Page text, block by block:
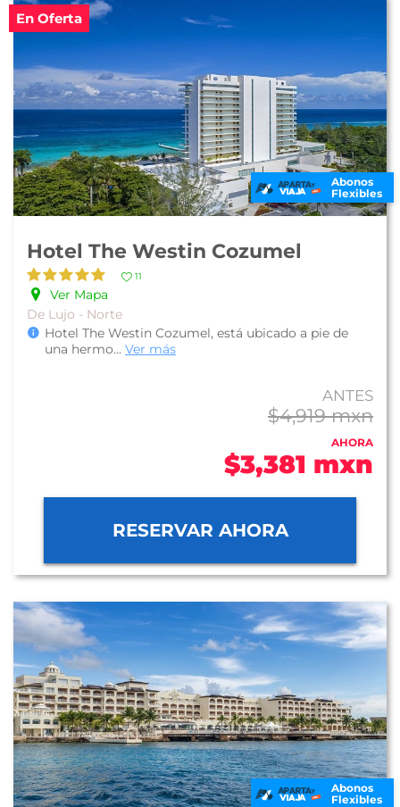
En Oferta
Abonos
Flexibles
Hotel The Westin Cozumel
11
Ver Mapa
De Lujo - Norte
Hotel The Westin Cozumel, está ubicado a pie de
una hermo... Ver más
ANTES
$4,919 mxn
AHORA
$3,381 mxn
RESERVAR AHORA
Abonos
Flexibles